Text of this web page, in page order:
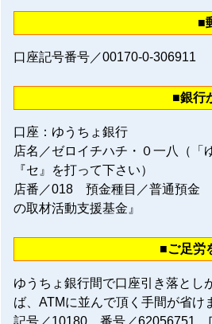
■
口座記号番号／00170‐0‐306911
■銀行
口座：ゆうちょ銀行
店名／ゼロイチハチ・０一八（
『セ』を打って下さい）
店番／018 預金種目／普通預金
の取材活動支援基金』
■ご足労
ゆうちょ銀行間で口座引き落とし
ば、ATMに並んで頂く手間が省け
記号／10180 番号／62056751